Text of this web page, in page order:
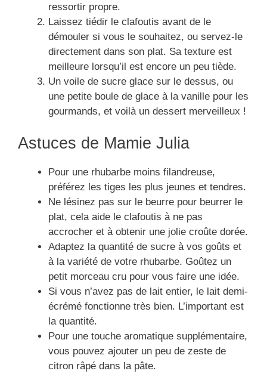
ressortir propre.
Laissez tiédir le clafoutis avant de le
démouler si vous le souhaitez, ou servez-le
directement dans son plat. Sa texture est
meilleure lorsqu’il est encore un peu tiède.
Un voile de sucre glace sur le dessus, ou
une petite boule de glace à la vanille pour les
gourmands, et voilà un dessert merveilleux !
Astuces de Mamie Julia
Pour une rhubarbe moins filandreuse,
préférez les tiges les plus jeunes et tendres.
Ne lésinez pas sur le beurre pour beurrer le
plat, cela aide le clafoutis à ne pas
accrocher et à obtenir une jolie croûte dorée.
Adaptez la quantité de sucre à vos goûts et
à la variété de votre rhubarbe. Goûtez un
petit morceau cru pour vous faire une idée.
Si vous n’avez pas de lait entier, le lait demi-
écrémé fonctionne très bien. L’important est
la quantité.
Pour une touche aromatique supplémentaire,
vous pouvez ajouter un peu de zeste de
citron râpé dans la pâte.